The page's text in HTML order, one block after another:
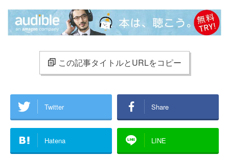
この記事タイトルとURLをコピー
Twitter Share
Hatena LINE